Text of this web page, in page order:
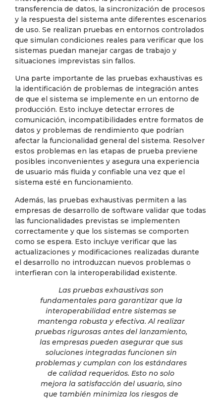
transferencia de datos, la sincronización de procesos
y la respuesta del sistema ante diferentes escenarios
de uso. Se realizan pruebas en entornos controlados
que simulan condiciones reales para verificar que los
sistemas puedan manejar cargas de trabajo y
situaciones imprevistas sin fallos.
Una parte importante de las pruebas exhaustivas es
la identificación de problemas de integración antes
de que el sistema se implemente en un entorno de
producción. Esto incluye detectar errores de
comunicación, incompatibilidades entre formatos de
datos y problemas de rendimiento que podrían
afectar la funcionalidad general del sistema. Resolver
estos problemas en las etapas de prueba previene
posibles inconvenientes y asegura una experiencia
de usuario más fluida y confiable una vez que el
sistema esté en funcionamiento.
Además, las pruebas exhaustivas permiten a las
empresas de desarrollo de software validar que todas
las funcionalidades previstas se implementen
correctamente y que los sistemas se comporten
como se espera. Esto incluye verificar que las
actualizaciones y modificaciones realizadas durante
el desarrollo no introduzcan nuevos problemas o
interfieran con la interoperabilidad existente.
Las pruebas exhaustivas son
fundamentales para garantizar que la
interoperabilidad entre sistemas se
mantenga robusta y efectiva. Al realizar
pruebas rigurosas antes del lanzamiento,
las empresas pueden asegurar que sus
soluciones integradas funcionen sin
problemas y cumplan con los estándares
de calidad requeridos. Esto no solo
mejora la satisfacción del usuario, sino
que también minimiza los riesgos de